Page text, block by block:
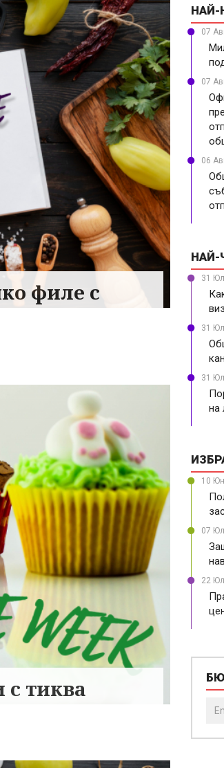
филе с
с тиква
НАЙ-
07
07
06
НАЙ-
31
31
31
на
10
07
22